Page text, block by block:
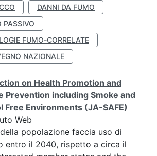
DANNI DA FUMO
PASSIVO
FUMO-CORRELATE
NAZIONALE
on Health Promotion and
Prevention including Smoke and
Free Environments (JA-SAFE)
Web
popolazione faccia uso di
entro il 2040, rispetto a circa il